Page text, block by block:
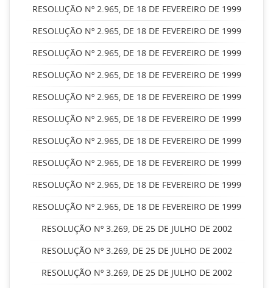
RESOLUÇÃO Nº 2.965, DE 18 DE FEVEREIRO DE 1999
RESOLUÇÃO Nº 2.965, DE 18 DE FEVEREIRO DE 1999
RESOLUÇÃO Nº 2.965, DE 18 DE FEVEREIRO DE 1999
RESOLUÇÃO Nº 2.965, DE 18 DE FEVEREIRO DE 1999
RESOLUÇÃO Nº 2.965, DE 18 DE FEVEREIRO DE 1999
RESOLUÇÃO Nº 2.965, DE 18 DE FEVEREIRO DE 1999
RESOLUÇÃO Nº 2.965, DE 18 DE FEVEREIRO DE 1999
RESOLUÇÃO Nº 2.965, DE 18 DE FEVEREIRO DE 1999
RESOLUÇÃO Nº 2.965, DE 18 DE FEVEREIRO DE 1999
RESOLUÇÃO Nº 2.965, DE 18 DE FEVEREIRO DE 1999
RESOLUÇÃO Nº 3.269, DE 25 DE JULHO DE 2002
RESOLUÇÃO Nº 3.269, DE 25 DE JULHO DE 2002
RESOLUÇÃO Nº 3.269, DE 25 DE JULHO DE 2002